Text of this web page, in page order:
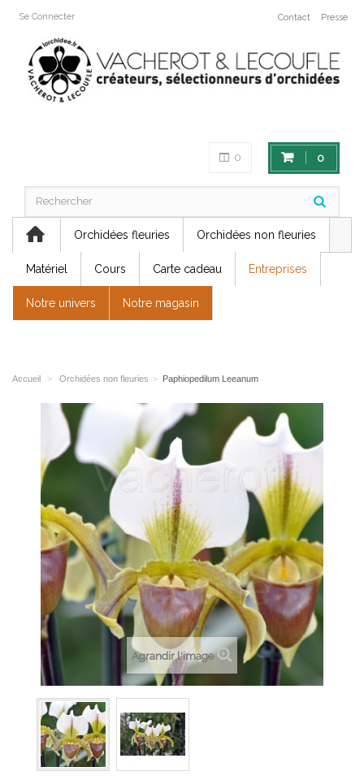
Contact Presse
Se Connecter
0
0
Orchidées fleuries Orchidées non fleuries
Matériel Cours Carte cadeau Entreprises
Notre univers Notre magasin
Accueil > Orchidées non fleuries > Paphiopedilum Leeanum
Agrandir l'image